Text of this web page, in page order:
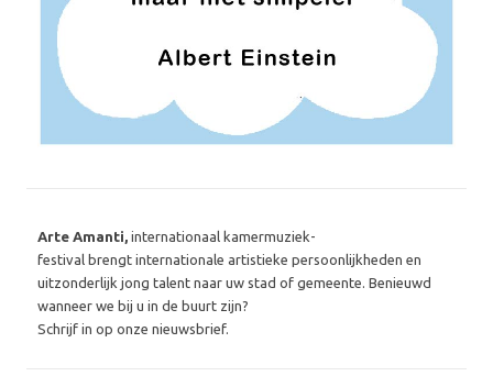
Arte Amanti, internationaal kamermuziek-
festival brengt internationale artistieke persoonlijkheden en
uitzonderlijk jong talent naar uw stad of gemeente. Benieuwd
wanneer we bij u in de buurt zijn?
Schrijf in op onze nieuwsbrief.